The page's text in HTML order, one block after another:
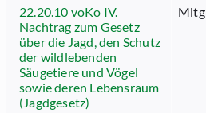
22.20.10 voKo IV.
Nachtrag zum Gesetz
über die Jagd, den Schutz
der wildlebenden
Säugetiere und Vögel
sowie deren Lebensraum
(Jagdgesetz)